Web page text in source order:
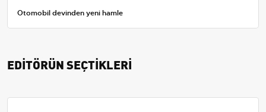
Otomobil devinden yeni hamle
EDİTÖRÜN SEÇTİKLERİ